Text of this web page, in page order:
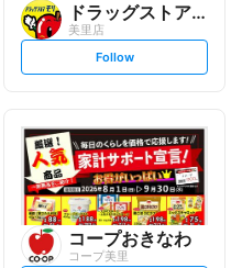
ドラッグストアモリ
美里店
s
l
o
w
Follow
コープおきなわ
コープ美里